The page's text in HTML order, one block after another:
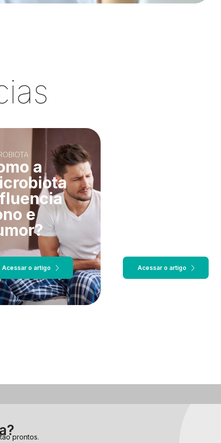
e
Acessar o artigo Acessar o artigo
prontos.